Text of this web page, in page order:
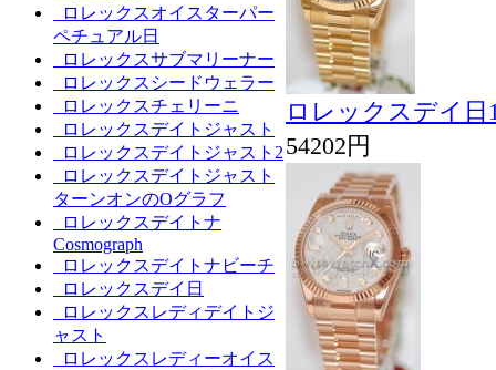
ロレックスオイスターパー
ペチュアル日
ロレックスサブマリーナー
ロレックスシードウェラー
ロレックスチェリーニ
ロレックスデイトジャスト
ロレックスデイトジャスト2
ロレックスデイトジャスト
ターンオンのOグラフ
ロレックスデイトナ
Cosmograph
ロレックスデイトナビーチ
ロレックスデイ日
ロレックスレディデイトジ
ャスト
ロレックスレディーオイス
ロレックスデイ日
54202円